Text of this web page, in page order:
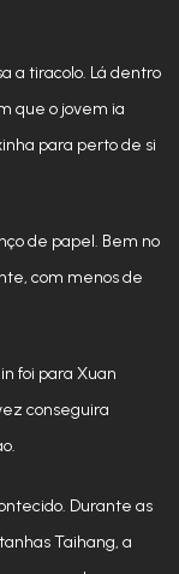
a tiracolo. Lá dentro
que o jovem ia
para perto de si
de papel. Bem no
com menos de
foi para Xuan
conseguira
Durante as
Taihang, a